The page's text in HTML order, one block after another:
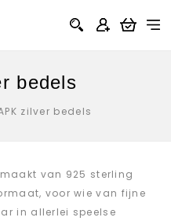
bedels
zilver bedels
van 925 sterling
voor wie van fijne
in allerlei speelse